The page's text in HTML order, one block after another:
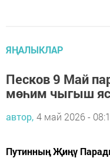
ЯҢАЛЫКЛАР
Песков 9 Май
мөһим чыгыш
автор, 4 май 2026 -
Путинның Җиңү